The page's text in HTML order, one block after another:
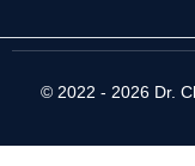
© 2022 - 2026 Dr.